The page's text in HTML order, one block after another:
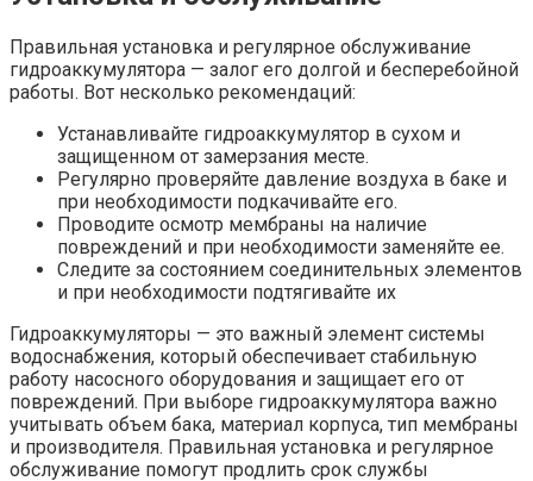
Правильная установка и регулярное обслуживание
гидроаккумулятора — залог его долгой и бесперебойной
работы. Вот несколько рекомендаций:
Устанавливайте гидроаккумулятор в сухом и
защищенном от замерзания месте.
Регулярно проверяйте давление воздуха в баке и
при необходимости подкачивайте его.
Проводите осмотр мембраны на наличие
повреждений и при необходимости заменяйте ее.
Следите за состоянием соединительных элементов
и при необходимости подтягивайте их
Гидроаккумуляторы — это важный элемент системы
водоснабжения, который обеспечивает стабильную
работу насосного оборудования и защищает его от
повреждений. При выборе гидроаккумулятора важно
учитывать объем бака, материал корпуса, тип мембраны
и производителя. Правильная установка и регулярное
обслуживание помогут продлить срок службы